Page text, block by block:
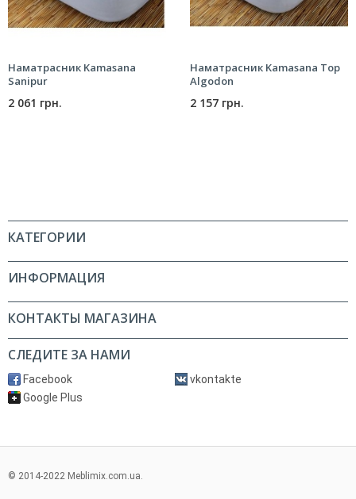
Наматрасник Kamasana
Sanipur
2 061 грн.
Наматрасник Kamasana Top
Algodon
2 157 грн.
КАТЕГОРИИ
ИНФОРМАЦИЯ
КОНТАКТЫ МАГАЗИНА
СЛЕДИТЕ ЗА НАМИ
Facebook
vkontakte
Google Plus
© 2014-2022 Meblimix.com.ua.